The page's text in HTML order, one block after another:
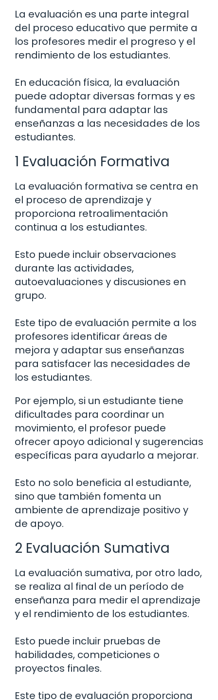
La evaluación es una parte integral
del proceso educativo que permite a
los profesores medir el progreso y el
rendimiento de los estudiantes.
En educación física, la evaluación
puede adoptar diversas formas y es
fundamental para adaptar las
enseñanzas a las necesidades de los
estudiantes.
1 Evaluación Formativa
La evaluación formativa se centra en
el proceso de aprendizaje y
proporciona retroalimentación
continua a los estudiantes.
Esto puede incluir observaciones
durante las actividades,
autoevaluaciones y discusiones en
grupo.
Este tipo de evaluación permite a los
profesores identificar áreas de
mejora y adaptar sus enseñanzas
para satisfacer las necesidades de
los estudiantes.
Por ejemplo, si un estudiante tiene
dificultades para coordinar un
movimiento, el profesor puede
ofrecer apoyo adicional y sugerencias
específicas para ayudarlo a mejorar.
Esto no solo beneficia al estudiante,
sino que también fomenta un
ambiente de aprendizaje positivo y
de apoyo.
2 Evaluación Sumativa
La evaluación sumativa, por otro lado,
se realiza al final de un período de
enseñanza para medir el aprendizaje
y el rendimiento de los estudiantes.
Esto puede incluir pruebas de
habilidades, competiciones o
proyectos finales.
Este tipo de evaluación proporciona